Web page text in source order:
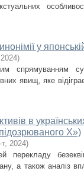
у
2024)
спрямуванням
явищ, яке
в
Х»)
, 2024)
а також аналіз